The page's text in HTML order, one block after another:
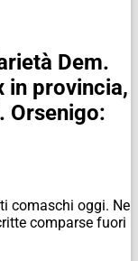
Dem.
in provincia,
Orsenigo:
comaschi oggi. Ne
comparse fuori